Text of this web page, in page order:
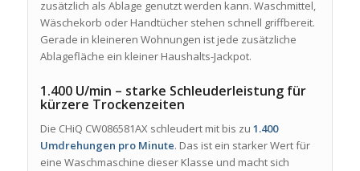
zusätzlich als Ablage genutzt werden kann. Waschmittel,
Wäschekorb oder Handtücher stehen schnell griffbereit.
Gerade in kleineren Wohnungen ist jede zusätzliche
Ablagefläche ein kleiner Haushalts-Jackpot.
1.400 U/min – starke Schleuderleistung für
kürzere Trockenzeiten
Die CHiQ CW086581AX schleudert mit bis zu 1.400
Umdrehungen pro Minute. Das ist ein starker Wert für
eine Waschmaschine dieser Klasse und macht sich